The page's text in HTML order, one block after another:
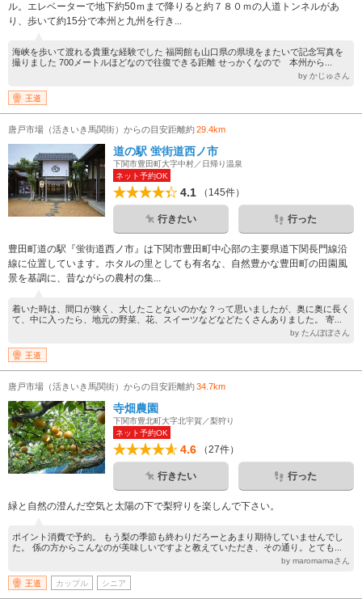
ル。エレベーターで地下約50ｍまで降りると約７８０ｍの人道トンネルがあ
り、歩いて約15分で本州と九州を行き...
海峡を歩いて渡れる貴重な経験でした 福岡館も山口県の県境をまたいで記念写真を
撮りました 700メートルほどなので往復できる距離 せっかくなので 本州から...
by かじゅさん
王道
唐戸市場（活きいき馬関街）からの目安距離約29.4km
道の駅 蛍街道西ノ市
下関市豊田町大字中村／日帰り温泉
ネット予約OK
4.1 （145件）
行きたい 行った
豊田町道の駅『蛍街道西ノ市』は下関市豊田町中心部の主要県道下関長門線沿
線に位置しています。ホタルの里としても有名な、自然豊かな豊田町の田園風
景を基調に、昔ながらの農村の集...
着いた時は、間口が狭く、大したことないのかな？って思いましたが、奥に奥に長く
て、中に入ったら、地元の野菜、花、スイーツなどなどたくさんありました。 寄...
by たんぽぽさん
王道
唐戸市場（活きいき馬関街）からの目安距離約34.7km
寺畑農園
下関市豊北町大字北宇賀／梨狩り
ネット予約OK
4.6 （27件）
行きたい 行った
緑と自然の澄んだ空気と太陽の下で梨狩りを楽しんで下さい。
ポイント消費で予約。 もう梨の季節も終わりだろーとあまり期待していませんでし
た。 係の方からこんなのが美味しいですよと教えていただき、その通り。とても...
by maromamaさん
王道 カップル シニア